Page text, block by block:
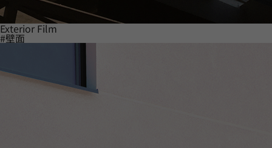
Exterior Film
#壁面